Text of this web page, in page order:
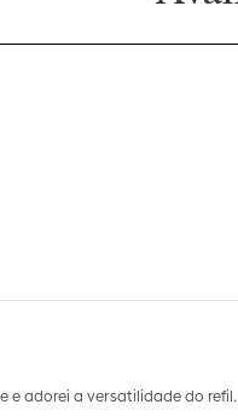
e adorei a versatilidade do refil.